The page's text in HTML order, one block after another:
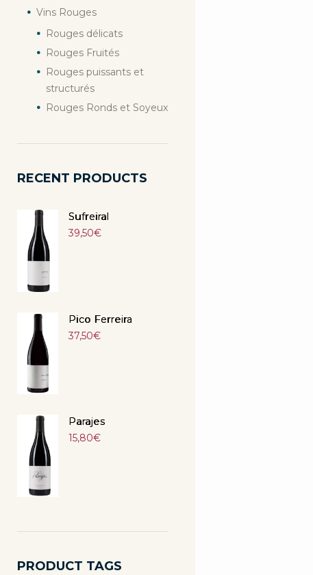
Vins Rouges
Rouges délicats
Rouges Fruités
Rouges puissants et
structurés
Rouges Ronds et Soyeux
RECENT PRODUCTS
Sufreiral
39,50€
Pico Ferreira
37,50€
Parajes
15,80€
PRODUCT TAGS